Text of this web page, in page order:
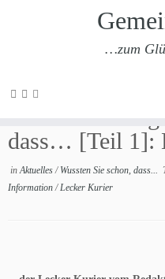
Zum
…zum
dass… [Teil 1]:
inAktuelles/ Wussten Sie schon, dass...
Information/Lecker Kurier